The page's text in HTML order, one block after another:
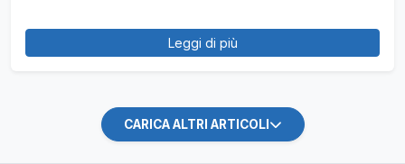
Leggi di più
CARICA ALTRI ARTICOLI